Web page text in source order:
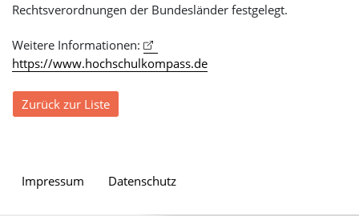
Rechtsverordnungen der Bundesländer festgelegt.
Weitere Informationen:
https://www.hochschulkompass.de
Zurück zur Liste
Impressum Datenschutz